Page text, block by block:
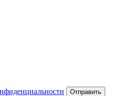
Отправить